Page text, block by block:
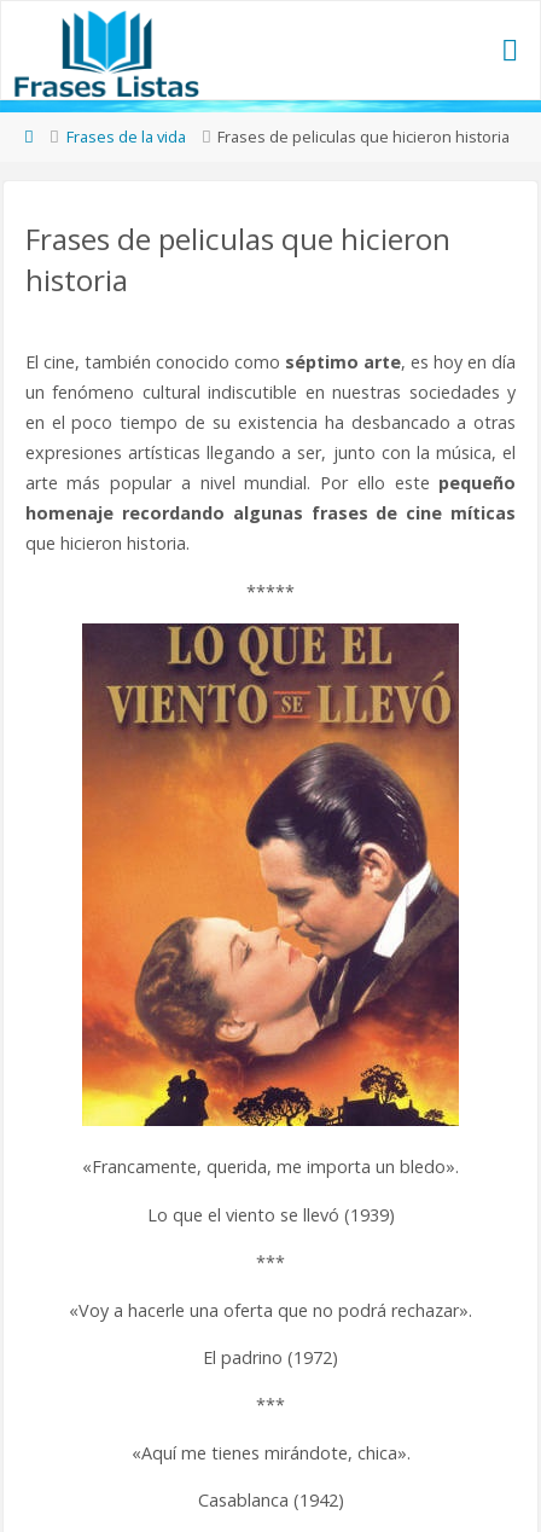
Frases de la vida Frases de peliculas que hicieron historia
Frases de peliculas que hicieron
historia
El cine, también conocido como séptimo arte, es hoy en día
un fenómeno cultural indiscutible en nuestras sociedades y
en el poco tiempo de su existencia ha desbancado a otras
expresiones artísticas llegando a ser, junto con la música, el
arte más popular a nivel mundial. Por ello este pequeño
homenaje recordando algunas frases de cine míticas
que hicieron historia.
*****
«Francamente, querida, me importa un bledo».
Lo que el viento se llevó (1939)
***
«Voy a hacerle una oferta que no podrá rechazar».
El padrino (1972)
***
«Aquí me tienes mirándote, chica».
Casablanca (1942)